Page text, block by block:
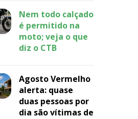
Nem todo calçado
é permitido na
moto; veja o que
diz o CTB
Agosto Vermelho
alerta: quase
duas pessoas por
dia são vítimas de